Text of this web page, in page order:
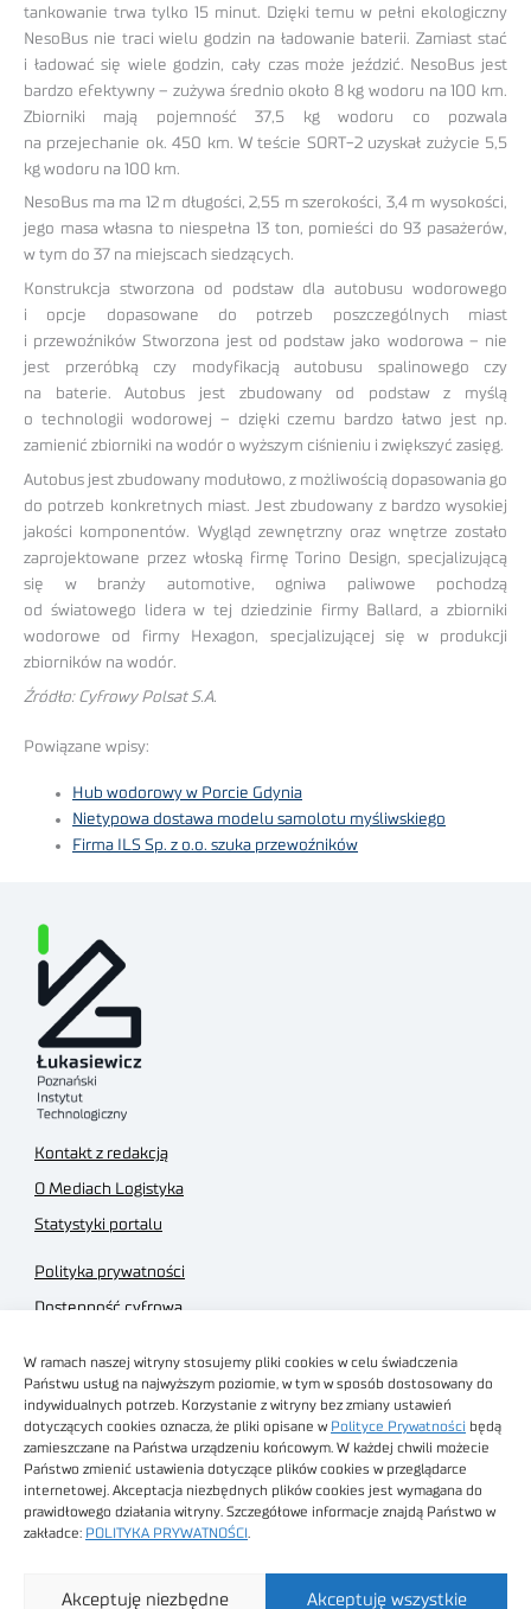
W ramach naszej witryny stosujemy pliki cookies w celu świadczenia
Państwu usług na najwyższym poziomie, w tym w sposób dostosowany do
indywidualnych potrzeb. Korzystanie z witryny bez zmiany ustawień
dotyczących cookies oznacza, że pliki opisane w Polityce Prywatności będą
zamieszczane na Państwa urządzeniu końcowym. W każdej chwili możecie
Państwo zmienić ustawienia dotyczące plików cookies w przeglądarce
internetowej. Akceptacja niezbędnych plików cookies jest wymagana do
prawidłowego działania witryny. Szczegółowe informacje znajdą Państwo w
zakładce: POLITYKA PRYWATNOŚCI
Akceptuję wszystkie
Akceptuję niezbędne
tankowanie trwa tylko 15 minut. Dzięki temu w pełni ekologiczny
NesoBus nie traci wielu godzin na ładowanie baterii. Zamiast stać
i ładować się wiele godzin, cały czas może jeździć. NesoBus jest
bardzo efektywny – zużywa średnio około 8 kg wodoru na 100 km.
Zbiorniki mają pojemność 37,5 kg wodoru co pozwala
na przejechanie ok. 450 km. W teście SORT-2 uzyskał zużycie 5,5
kg wodoru na 100 km.
NesoBus ma ma 12 m długości, 2,55 m szerokości, 3,4 m wysokości,
jego masa własna to niespełna 13 ton, pomieści do 93 pasażerów,
w tym do 37 na miejscach siedzących.
Konstrukcja stworzona od podstaw dla autobusu wodorowego
i opcje dopasowane do potrzeb poszczególnych miast
i przewoźników Stworzona jest od podstaw jako wodorowa – nie
jest przeróbką czy modyfikacją autobusu spalinowego czy
na baterie. Autobus jest zbudowany od podstaw z myślą
o technologii wodorowej – dzięki czemu bardzo łatwo jest np.
zamienić zbiorniki na wodór o wyższym ciśnieniu i zwiększyć zasięg.
Autobus jest zbudowany modułowo, z możliwością dopasowania go
do potrzeb konkretnych miast. Jest zbudowany z bardzo wysokiej
jakości komponentów. Wygląd zewnętrzny oraz wnętrze zostało
zaprojektowane przez włoską firmę Torino Design, specjalizującą
się w branży automotive, ogniwa paliwowe pochodzą
od światowego lidera w tej dziedzinie firmy Ballard, a zbiorniki
wodorowe od firmy Hexagon, specjalizującej się w produkcji
zbiorników na wodór.
Źródło: Cyfrowy Polsat S.A.
Powiązane wpisy:
Hub wodorowy w Porcie Gdynia
Nietypowa dostawa modelu samolotu myśliwskiego
Firma ILS Sp. z o.o. szuka przewoźników
Kontakt z redakcją
O Mediach Logistyka
Statystyki portalu
Polityka prywatności
Dostępność cyfrowa
Regulamin sklepu
Obrazy stockowe
autorstwa